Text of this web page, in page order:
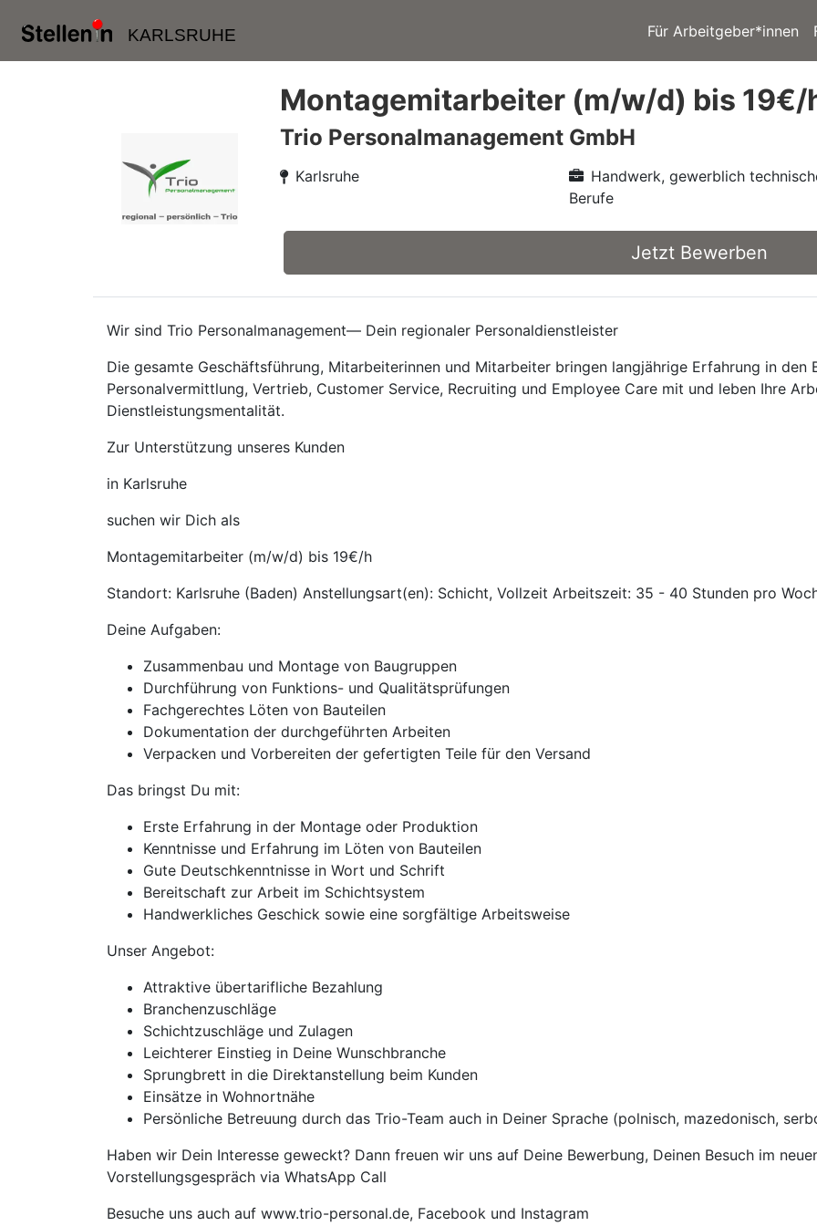
KARLSRUHE Für Arbeitgeber*innen
Montagemitarbeiter (m/w/d) bis 19€/
Trio Personalmanagement GmbH
Karlsruhe
Handwerk, gewerblich
Berufe
Jetzt Bewerben
Wir sind Trio Personalmanagement— Dein regionaler Personaldienstleister
Die gesamte Geschäftsführung, Mitarbeiterinnen und Mitarbeiter bringen langjährige Erfahrung in den
Personalvermittlung, Vertrieb, Customer Service, Recruiting und Employee Care mit und leben Ihre
Dienstleistungsmentalität.
Zur Unterstützung unseres Kunden
in Karlsruhe
suchen wir Dich als
Montagemitarbeiter (m/w/d) bis 19€/h
Standort: Karlsruhe (Baden) Anstellungsart(en): Schicht, Vollzeit Arbeitszeit: 35 - 40 Stunden pro
Deine Aufgaben:
Zusammenbau und Montage von Baugruppen
Durchführung von Funktions- und Qualitätsprüfungen
Fachgerechtes Löten von Bauteilen
Dokumentation der durchgeführten Arbeiten
Verpacken und Vorbereiten der gefertigten Teile für den Versand
Das bringst Du mit:
Erste Erfahrung in der Montage oder Produktion
Kenntnisse und Erfahrung im Löten von Bauteilen
Gute Deutschkenntnisse in Wort und Schrift
Bereitschaft zur Arbeit im Schichtsystem
Handwerkliches Geschick sowie eine sorgfältige Arbeitsweise
Unser Angebot:
Attraktive übertarifliche Bezahlung
Branchenzuschläge
Schichtzuschläge und Zulagen
Leichterer Einstieg in Deine Wunschbranche
Sprungbrett in die Direktanstellung beim Kunden
Einsätze in Wohnortnähe
Persönliche Betreuung durch das Trio-Team auch in Deiner Sprache (polnisch, mazedonisch,
Haben wir Dein Interesse geweckt? Dann freuen wir uns auf Deine Bewerbung, Deinen Besuch im
Vorstellungsgespräch via WhatsApp Call
Besuche uns auch auf www.trio-personal.de, Facebook und Instagram